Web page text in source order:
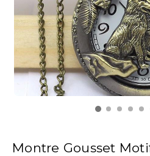
Montre Gousset